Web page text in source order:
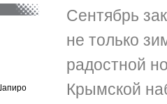
Сентябрь
не только
радостной
Крымской